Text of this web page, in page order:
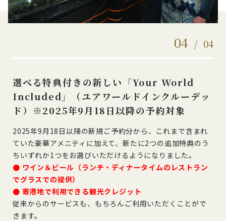
04 / 04
選べる特典付きの新しい「Your World
Included」（ユアワールドインクルーデッ
ド）※2025年9月18日以降の予約対象
2025年9月18日以降の新規ご予約分から、これまで含まれ
ていた豪華アメニティに加えて、 新たに2つの追加特典のう
ちいずれか1つをお選びいただけるようになりました。
● ワイン＆ビール（ランチ・ディナータイムのレストラン
でグラスでの提供）
● 寄港地で利用できる観光クレジット
従来からのサービスも、もちろんご利用いただくことがで
きます。